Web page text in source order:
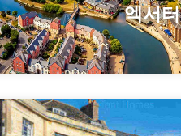
엑서터